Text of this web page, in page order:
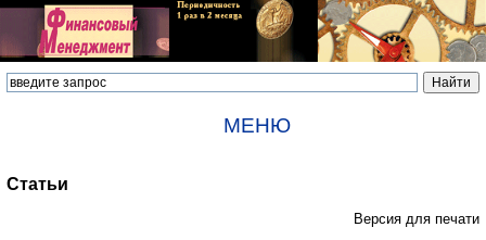
МЕНЮ
Статьи
Версия для печати